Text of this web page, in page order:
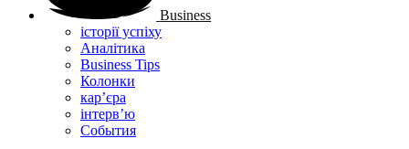
Business
історії успіху
Аналітика
Business Tips
Колонки
кар’єра
інтерв’ю
Cобытия